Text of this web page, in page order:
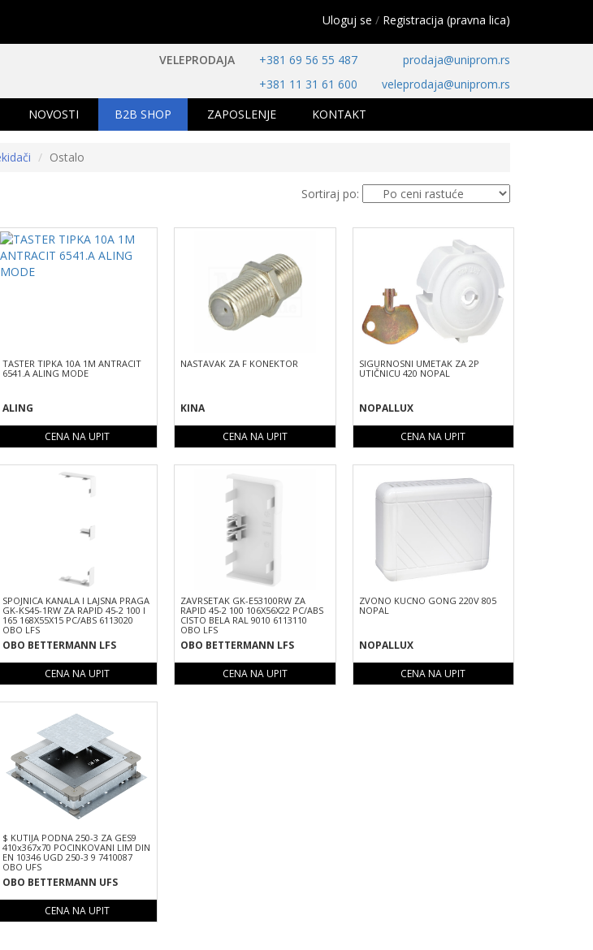
Uloguj se / Registracija (pravna lica)
VELEPRODAJA +381 69 56 55 487
prodaja@uniprom.rs
+381 11 31 61 600
veleprodaja@uniprom.rs
NOVOSTI B2B SHOP ZAPOSLENJE KONTAKT
Ostalo
Sortiraj po:
TASTER TIPKA 10A 1M ANTRACIT
6541.A ALING MODE
ALING
CENA NA UPIT
NASTAVAK ZA F KONEKTOR
KINA
CENA NA UPIT
SIGURNOSNI UMETAK ZA 2P
UTIČNICU 420 NOPAL
NOPALLUX
CENA NA UPIT
SPOJNICA KANALA I LAJSNA PRAGA
GK-KS45-1RW ZA RAPID 45-2 100 I
165 168X55X15 PC/ABS 6113020
OBO LFS
OBO BETTERMANN LFS
CENA NA UPIT
ZAVRSETAK GK-E53100RW ZA
RAPID 45-2 100 106X56X22 PC/ABS
CISTO BELA RAL 9010 6113110
OBO LFS
OBO BETTERMANN LFS
CENA NA UPIT
ZVONO KUCNO GONG 220V 805
NOPAL
NOPALLUX
CENA NA UPIT
$ KUTIJA PODNA 250-3 ZA GES9
410x367x70 POCINKOVANI LIM DIN
EN 10346 UGD 250-3 9 7410087
OBO UFS
OBO BETTERMANN UFS
CENA NA UPIT